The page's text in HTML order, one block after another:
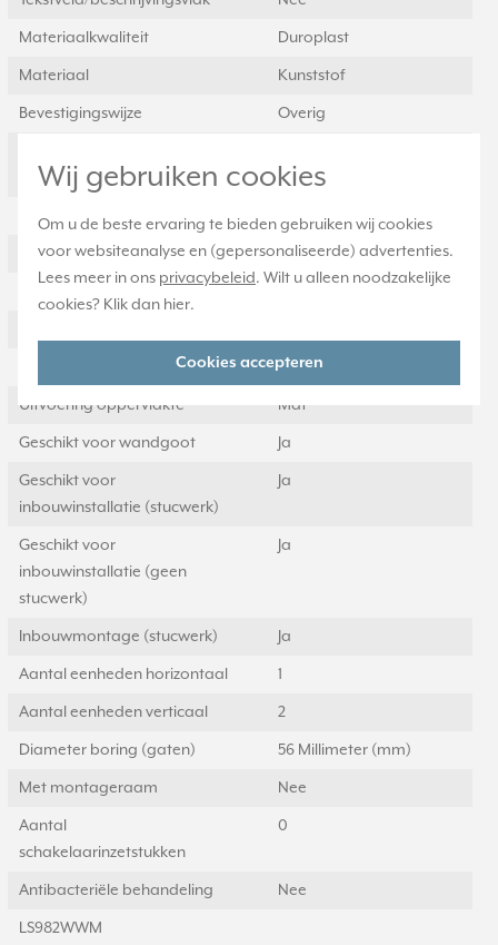
Wij gebruiken cookies
Om u de beste ervaring te bieden gebruiken wij cookies
voor websiteanalyse en (gepersonaliseerde) advertenties.
Lees meer in ons privacybeleid. Wilt u alleen noodzakelijke
cookies? Klik dan hier.
Cookies accepteren
Materiaalkwaliteit Duroplast
Materiaal Kunststof
Bevestigingswijze Overig
verticaal
RAL-nummer (vergelijkbaar) 9016
Slagvastheid IK00
Beschermingsgraad (IP)
Nee
Uitvoering oppervlakte Mat
Geschikt voor wandgoot Ja
Geschikt voor
inbouwinstallatie (stucwerk)
Ja
Geschikt voor
inbouwinstallatie (geen
stucwerk)
Ja
Inbouwmontage (stucwerk) Ja
Aantal eenheden horizontaal 1
Aantal eenheden verticaal 2
Diameter boring (gaten) 56 Millimeter (mm)
Met montageraam Nee
Aantal
schakelaarinzetstukken
0
Antibacteriële behandeling Nee
LS982WWM